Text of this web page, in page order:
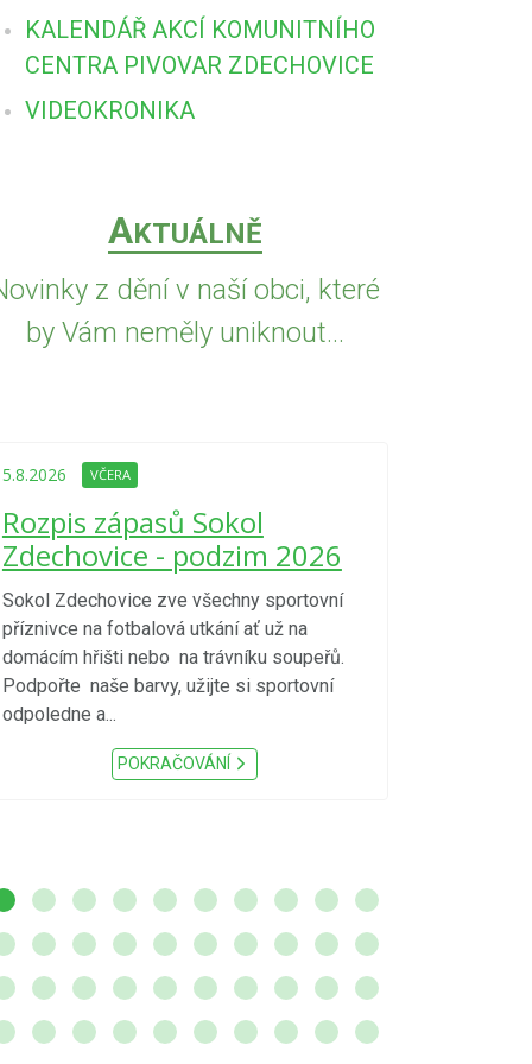
KALENDÁŘ AKCÍ KOMUNITNÍHO
CENTRA PIVOVAR ZDECHOVICE
VIDEOKRONIKA
AKTUÁLNĚ
z dění v naší obci, které
by Vám neměly uniknout...
5.8.2026 VČERA
Rozpis zápasů Sokol
Zdechovice - podzim 2026
Sokol Zdechovice zve všechny sportovní
příznivce na fotbalová utkání ať už na
domácím hřišti nebo na trávníku soupeřů.
Podpořte naše barvy, užijte si sportovní
odpoledne a...
POKRAČOVÁNÍ